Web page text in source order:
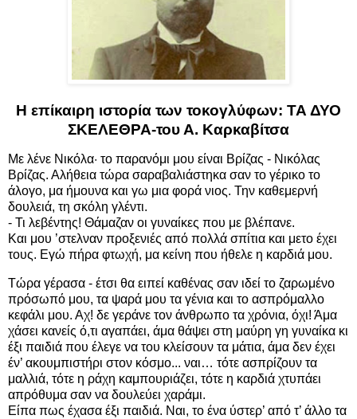
Η επίκαιρη ιστορία των τοκογλύφων: ΤΑ ΔΥΟ
ΣΚΕΛΕΘΡΑ-του Α. Καρκαβίτσα
Με λένε Νικόλα· το παρανόμι μου είναι Βρίζας - Νικόλας
Βρίζας. Αλήθεια τώρα σαραβαλιάστηκα σαν το γέρικο το
άλογο, μα ήμουνα και γω μια φορά νιος. Την καθεμερνή
δουλειά, τη σκόλη γλέντι.
- Τι λεβέντης! Θάμαζαν οι γυναίκες που με βλέπανε.
Και μου ’στελναν προξενιές από πολλά σπίτια και μετο έχει
τους. Εγώ πήρα φτωχή, μα κείνη που ήθελε η καρδιά μου.
Τώρα γέρασα - έτσι θα ειπεί καθένας σαν ιδεί το ζαρωμένο
πρόσωπό μου, τα ψαρά μου τα γένια και το ασπρόμαλλο
κεφάλι μου. Αχ! δε γεράνε τον άνθρωπο τα χρόνια, όχι! Άμα
χάσει κανείς ό,τι αγαπάει, άμα θάψει στη μαύρη γη γυναίκα κι
έξι παιδιά που έλεγε να του κλείσουν τα μάτια, άμα δεν έχει
έν’ ακουμπιστήρι στον κόσμο... ναι… τότε ασπρίζουν τα
μαλλιά, τότε η ράχη καμπουριάζει, τότε η καρδιά χτυπάει
απρόθυμα σαν να δουλεύει χαράμι.
Είπα πως έχασα έξι παιδιά. Ναι, το ένα ύστερ’ από τ’ άλλο τα